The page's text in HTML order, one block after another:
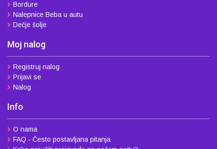
Bordure
Nalepnice Beba u autu
Dečje šolje
Moj nalog
Registruj nalog
Prijavi se
Nalog
Info
O nama
FAQ - Često postavljana pitanja